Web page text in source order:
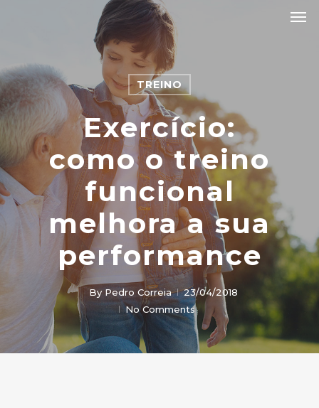
TREINO
Exercício:
como o treino
funcional
melhora a sua
performance
By Pedro Correia
23/04/2018
No Comments